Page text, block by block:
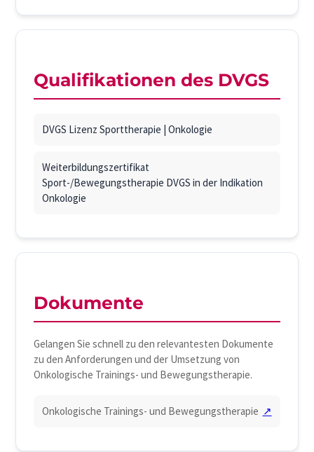
Qualifikationen des DVGS
DVGS Lizenz Sporttherapie | Onkologie
Weiterbildungszertifikat
Sport-/Bewegungstherapie DVGS in der Indikation
Onkologie
Dokumente
Gelangen Sie schnell zu den relevantesten Dokumente
zu den Anforderungen und der Umsetzung von
Onkologische Trainings- und Bewegungstherapie.
Onkologische Trainings- und Bewegungstherapie ↗